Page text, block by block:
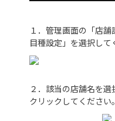
１．管理画面の「店
目種設定」を選択して
２．該当の店舗名を
クリックしてください。